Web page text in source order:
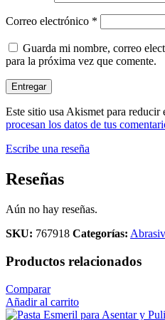
Correo electrónico *
Guarda mi nombre, correo
para la próxima vez que comente.
Este sitio usa Akismet para reducir
procesan los datos de tus
Escribe una reseña
Reseñas
Aún no hay reseñas.
SKU: 767918 Categorías:
Productos relacionados
Comparar
Añadir al carrito